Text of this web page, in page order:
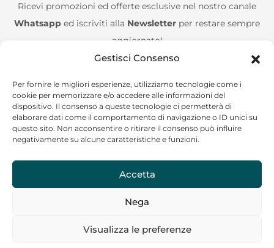
Gestisci Consenso
Per fornire le migliori esperienze, utilizziamo tecnologie come i
cookie per memorizzare e/o accedere alle informazioni del
dispositivo. Il consenso a queste tecnologie ci permetterà di
elaborare dati come il comportamento di navigazione o ID unici su
questo sito. Non acconsentire o ritirare il consenso può influire
negativamente su alcune caratteristiche e funzioni.
Accetta
Nega
Visualizza le preferenze
Ricevi promozioni ed offerte esclusive nel nostro canale
Whatsapp ed iscriviti alla Newsletter per restare sempre
aggiornato!
Aggiungimi alla Newsletter!
Copyright © 2024 Go on the road – Tutti i diritti riservati
La nostra assistenza ti risponderà il prima possibile!